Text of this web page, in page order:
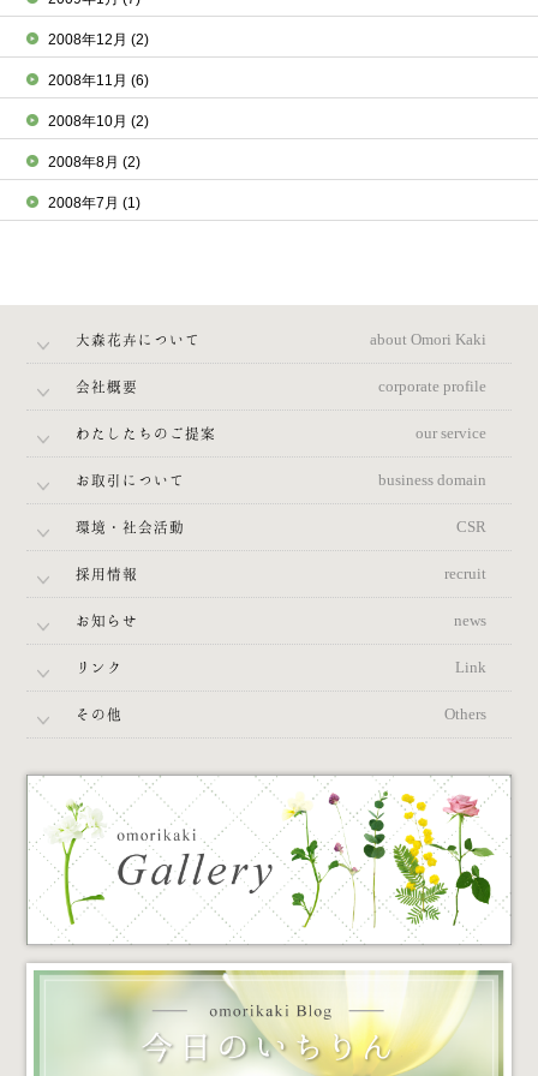
2008年12月(2)
2008年11月(6)
2008年10月(2)
2008年8月(2)
2008年7月(1)
大森花卉について about Omori Kaki
会社概要 corporate profile
わたしたちのご提案 our service
お取引について business domain
環境・社会活動 CSR
採用情報 recruit
お知らせ news
リンク Link
その他 Others